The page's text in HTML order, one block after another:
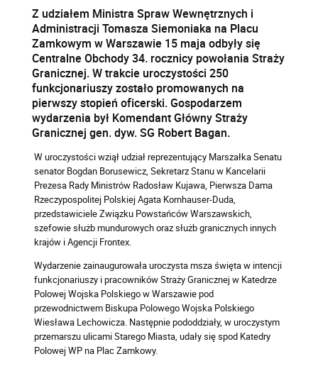
Z udziałem Ministra Spraw Wewnętrznych i
Administracji Tomasza Siemoniaka na Placu
Zamkowym w Warszawie 15 maja odbyły się
Centralne Obchody 34. rocznicy powołania Straży
Granicznej. W trakcie uroczystości 250
funkcjonariuszy zostało promowanych na
pierwszy stopień oficerski. Gospodarzem
wydarzenia był Komendant Główny Straży
Granicznej gen. dyw. SG Robert Bagan.
W uroczystości wziął udział reprezentujący Marszałka Senatu
senator Bogdan Borusewicz, Sekretarz Stanu w Kancelarii
Prezesa Rady Ministrów Radosław Kujawa, Pierwsza Dama
Rzeczypospolitej Polskiej Agata Kornhauser-Duda,
przedstawiciele Związku Powstańców Warszawskich,
szefowie służb mundurowych oraz służb granicznych innych
krajów i Agencji Frontex.
Wydarzenie zainaugurowała uroczysta msza święta w intencji
funkcjonariuszy i pracowników Straży Granicznej w Katedrze
Polowej Wojska Polskiego w Warszawie pod
przewodnictwem Biskupa Polowego Wojska Polskiego
Wiesława Lechowicza. Następnie pododdziały, w uroczystym
przemarszu ulicami Starego Miasta, udały się spod Katedry
Polowej WP na Plac Zamkowy.